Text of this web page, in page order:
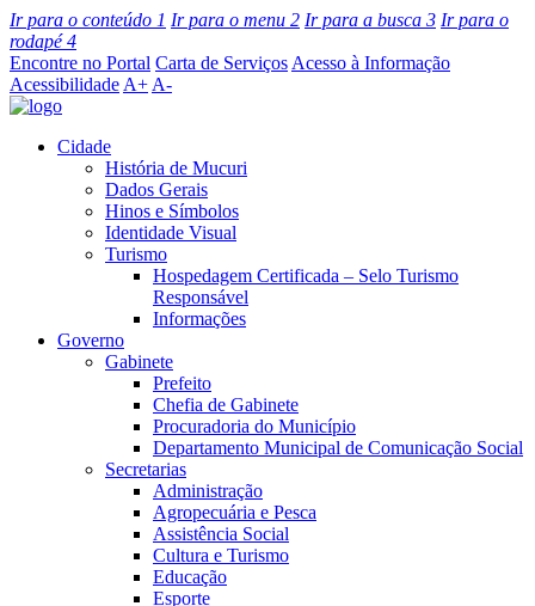
Ir para o conteúdo 1 Ir para o menu 2 Ir para a busca 3 Ir para o
rodapé4
Encontre no Portal Carta de Serviços Acesso à Informação
Acessibilidade A+ A-
Cidade
História de Mucuri
Dados Gerais
Hinos e Símbolos
Identidade Visual
Turismo
Hospedagem Certificada – Selo Turismo
Responsável
Informações
Governo
Gabinete
Prefeito
Chefia de Gabinete
Procuradoria do Município
Departamento Municipal de Comunicação Social
Secretarias
Administração
Agropecuária e Pesca
Assistência Social
Cultura e Turismo
Educação
Esporte